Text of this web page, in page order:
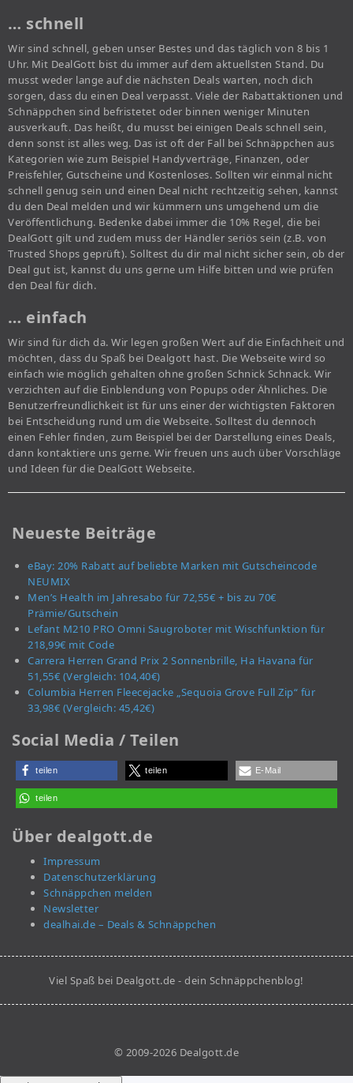
… schnell
Wir sind schnell, geben unser Bestes und das täglich von 8 bis 1
Uhr. Mit DealGott bist du immer auf dem aktuellsten Stand. Du
musst weder lange auf die nächsten Deals warten, noch dich
sorgen, dass du einen Deal verpasst. Viele der Rabattaktionen und
Schnäppchen sind befristetet oder binnen weniger Minuten
ausverkauft. Das heißt, du musst bei einigen Deals schnell sein,
denn sonst ist alles weg. Das ist oft der Fall bei Schnäppchen aus
Kategorien wie zum Beispiel Handyverträge, Finanzen, oder
Preisfehler, Gutscheine und Kostenloses. Sollten wir einmal nicht
schnell genug sein und einen Deal nicht rechtzeitig sehen, kannst
du den Deal melden und wir kümmern uns umgehend um die
Veröffentlichung. Bedenke dabei immer die 10% Regel, die bei
DealGott gilt und zudem muss der Händler seriös sein (z.B. von
Trusted Shops geprüft). Solltest du dir mal nicht sicher sein, ob der
Deal gut ist, kannst du uns gerne um Hilfe bitten und wie prüfen
den Deal für dich.
… einfach
Wir sind für dich da. Wir legen großen Wert auf die Einfachheit und
möchten, dass du Spaß bei Dealgott hast. Die Webseite wird so
einfach wie möglich gehalten ohne großen Schnick Schnack. Wir
verzichten auf die Einblendung von Popups oder Ähnliches. Die
Benutzerfreundlichkeit ist für uns einer der wichtigsten Faktoren
bei Entscheidung rund um die Webseite. Solltest du dennoch
einen Fehler finden, zum Beispiel bei der Darstellung eines Deals,
dann kontaktiere uns gerne. Wir freuen uns auch über Vorschläge
und Ideen für die DealGott Webseite.
Neueste Beiträge
eBay: 20% Rabatt auf beliebte Marken mit Gutscheincode
NEUMIX
Men’s Health im Jahresabo für 72,55€ + bis zu 70€
Prämie/Gutschein
Lefant M210 PRO Omni Saugroboter mit Wischfunktion für
218,99€ mit Code
Carrera Herren Grand Prix 2 Sonnenbrille, Ha Havana für
51,55€ (Vergleich: 104,40€)
Columbia Herren Fleecejacke „Sequoia Grove Full Zip“ für
33,98€ (Vergleich: 45,42€)
Social Media / Teilen
teilen teilen E-Mail
teilen
Über dealgott.de
Impressum
Datenschutzerklärung
Schnäppchen melden
Newsletter
dealhai.de – Deals & Schnäppchen
Viel Spaß bei Dealgott.de - dein Schnäppchenblog!
© 2009-2026 Dealgott.de